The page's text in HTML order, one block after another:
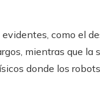
como el
mientras que la
donde los